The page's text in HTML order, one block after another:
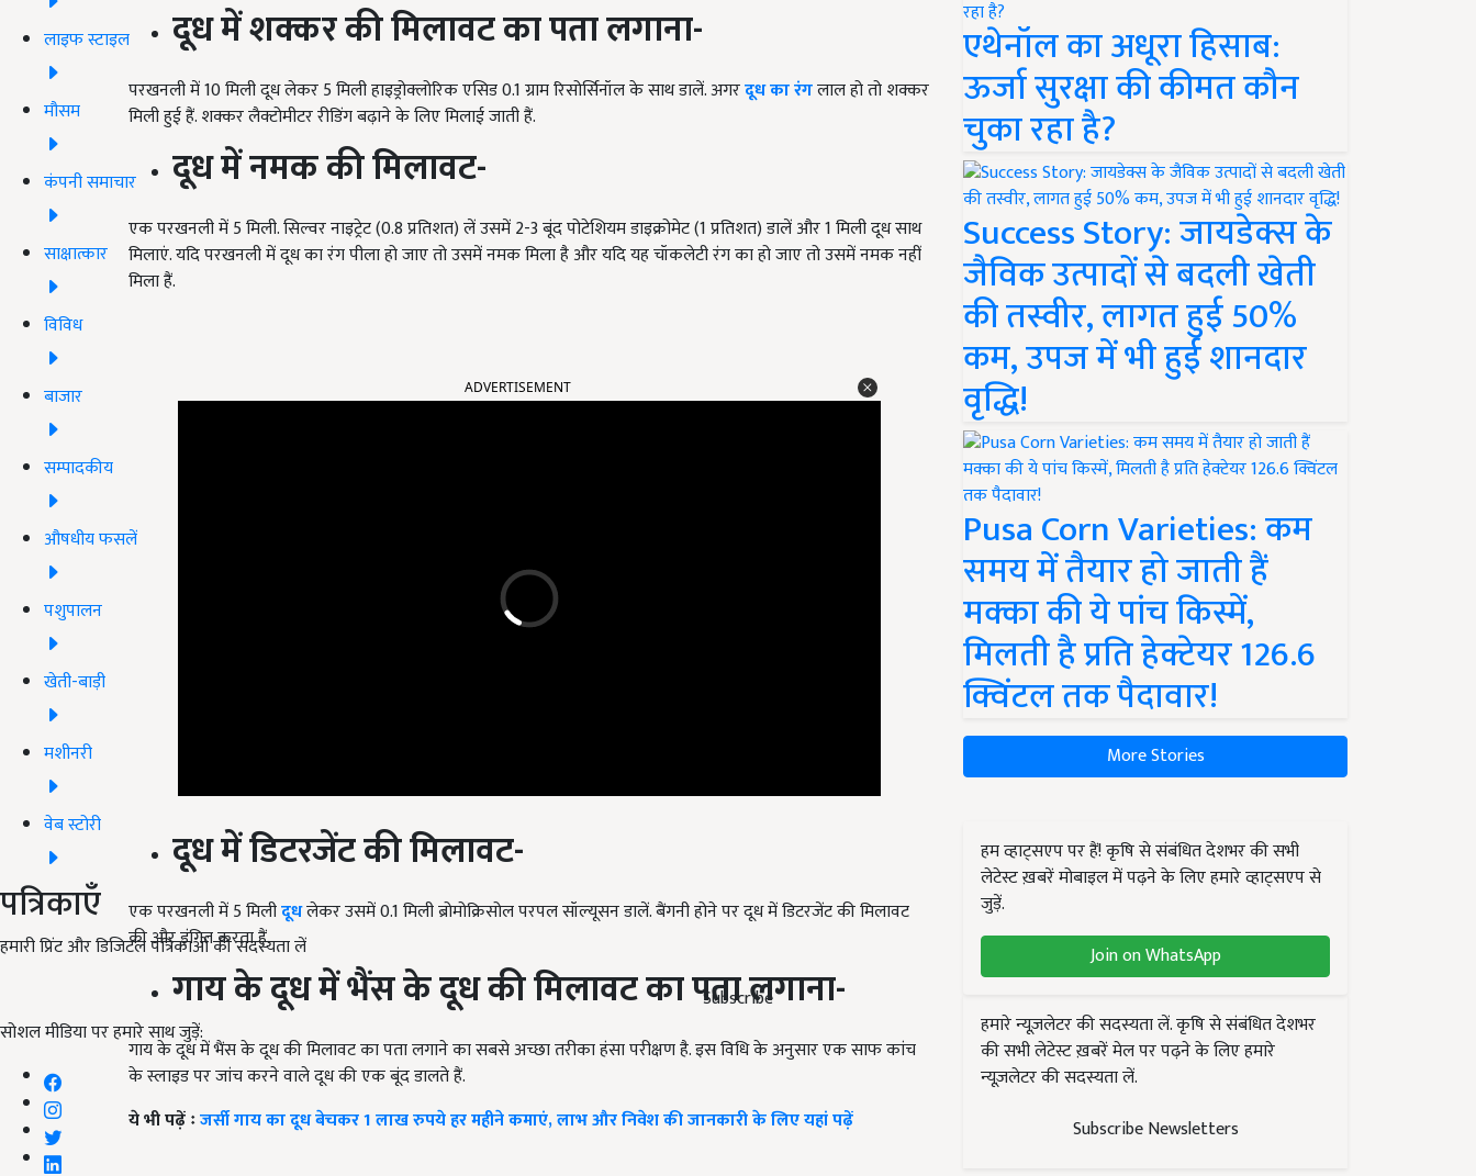
लाइफ स्टाइल
मौसम
कंपनी समाचार
साक्षात्कार
विविध
बाजार
सम्पादकीय
औषधीय फसलें
पशुपालन
खेती-बाड़ी
मशीनरी
वेब स्टोरी
पत्रिकाएँ
हमारी प्रिंट और डिजिटल पत्रिकाओं की सदस्यता लें
Subscribe
सोशल मीडिया पर हमारे साथ जुड़ें:
दूध में शक्कर की मिलावट का पता लगाना-
परखनली में 10 मिली दूध लेकर 5 मिली हाइड्रोक्लोरिक एसिड 0.1 ग्राम रिसोर्सिनॉल के साथ डालें. अगरदूध का रंगलाल हो तो शक्कर
मिली हुई हैं. शक्कर लैक्टोमीटर रीडिंग बढ़ाने के लिए मिलाई जाती हैं.
दूध में नमक की मिलावट-
एक परखनली में 5 मिली. सिल्वर नाइट्रेट (0.8 प्रतिशत) लें उसमें 2-3 बूंद पोटेशियम डाइक्रोमेट (1 प्रतिशत) डालें और 1 मिली दूध साथ
मिलाएं. यदि परखनली में दूध का रंग पीला हो जाए तो उसमें नमक मिला है और यदि यह चॉकलेटी रंग का हो जाए तो उसमें नमक नहीं
मिला हैं.
दूध में डिटरजेंट की मिलावट-
की और इंगित करता हैं.
गाय के दूध में भैंस के दूध की मिलावट का पता लगाना-
गाय के दूध में भैंस के दूध की मिलावट का पता लगाने का सबसे अच्छा तरीका हंसा परीक्षण है. इस विधि के अनुसार एक साफ कांच
के स्लाइड पर जांच करने वाले दूध की एक बूंद डालते हैं.
जर्सी गाय का दूध बेचकर 1 लाख रुपये हर महीने कमाएं, लाभ और निवेश की जानकारी के लिए यहां पढ़ें
एथेनॉल का अधूरा हिसाब:
ऊर्जा सुरक्षा की कीमत कौन
चुका रहा है?
Success Story: जायडेक्स के
जैविक उत्पादों से बदली खेती
की तस्वीर, लागत हुई 50%
कम, उपज में भी हुई शानदार
वृद्धि!
Pusa Corn Varieties: कम
समय में तैयार हो जाती हैं
मक्का की ये पांच किस्में,
मिलती है प्रति हेक्टेयर 126.6
क्विंटल तक पैदावार!
More Stories
हम व्हाट्सएप पर हैं! कृषि से संबंधित देशभर की सभी
लेटेस्ट ख़बरें मोबाइल में पढ़ने के लिए हमारे व्हाट्सएप से
जुड़ें.
Join on WhatsApp
हमारे न्यूज़लेटर की सदस्यता लें. कृषि से संबंधित देशभर
की सभी लेटेस्ट ख़बरें मेल पर पढ़ने के लिए हमारे
न्यूज़लेटर की सदस्यता लें.
Subscribe Newsletters